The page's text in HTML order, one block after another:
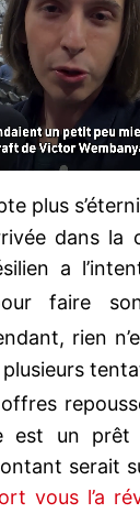
plus
dans la
a
faire
rien
est un prêt
serait
vous l’a